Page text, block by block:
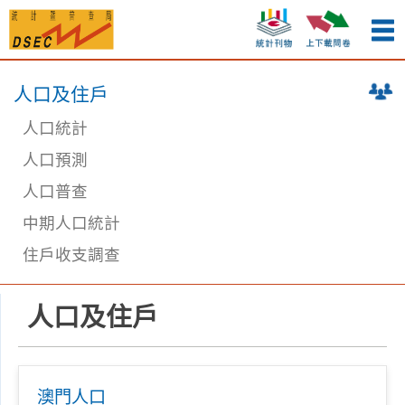
人口及住戶
人口統計
人口預測
人口普查
中期人口統計
住戶收支調查
人口及住戶
澳門人口